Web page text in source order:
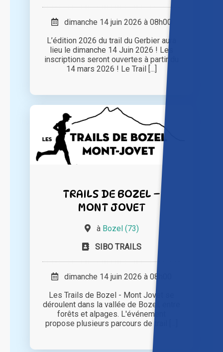
dimanche 14 juin 2026 à 08h00
L’édition 2026 du trail du Gerbier aura
lieu le dimanche 14 Juin 2026 ! Les
inscriptions seront ouvertes à partir du
14 mars 2026 ! Le Trail [...]
TRAILS DE BOZEL –
MONT JOVET
à Bozel (73)
SIBO TRAILS
dimanche 14 juin 2026 à 08h00
Les Trails de Bozel - Mont Jovet se
déroulent dans la vallée de Bozel, entre
forêts et alpages. L'événement
propose plusieurs parcours de trail [...]